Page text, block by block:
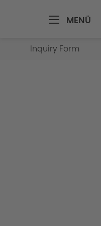
MENÜ
Inquiry Form